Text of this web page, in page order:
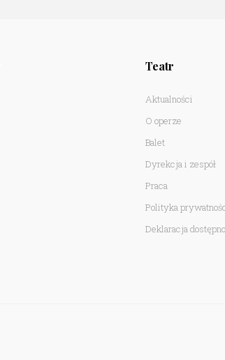
Teatr
Aktualności
O operze
Balet
Dyrekcja i zespół
Praca
Polityka
Deklaracja